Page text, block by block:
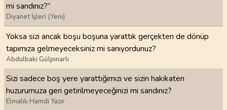
mi sandınız?”
Diyanet İşleri (Yeni)
Yoksa sizi ancak boşu boşuna yarattık gerçekten de dönüp
tapımıza gelmeyeceksiniz mi sanıyordunuz?
Abdulbaki Gölpınarlı
Sizi sadece boş yere yarattığımızı ve sizin hakikaten
huzurumuza geri getirilmeyeceğinizi mi sandınız?
Elmalılı Hamdi Yazır